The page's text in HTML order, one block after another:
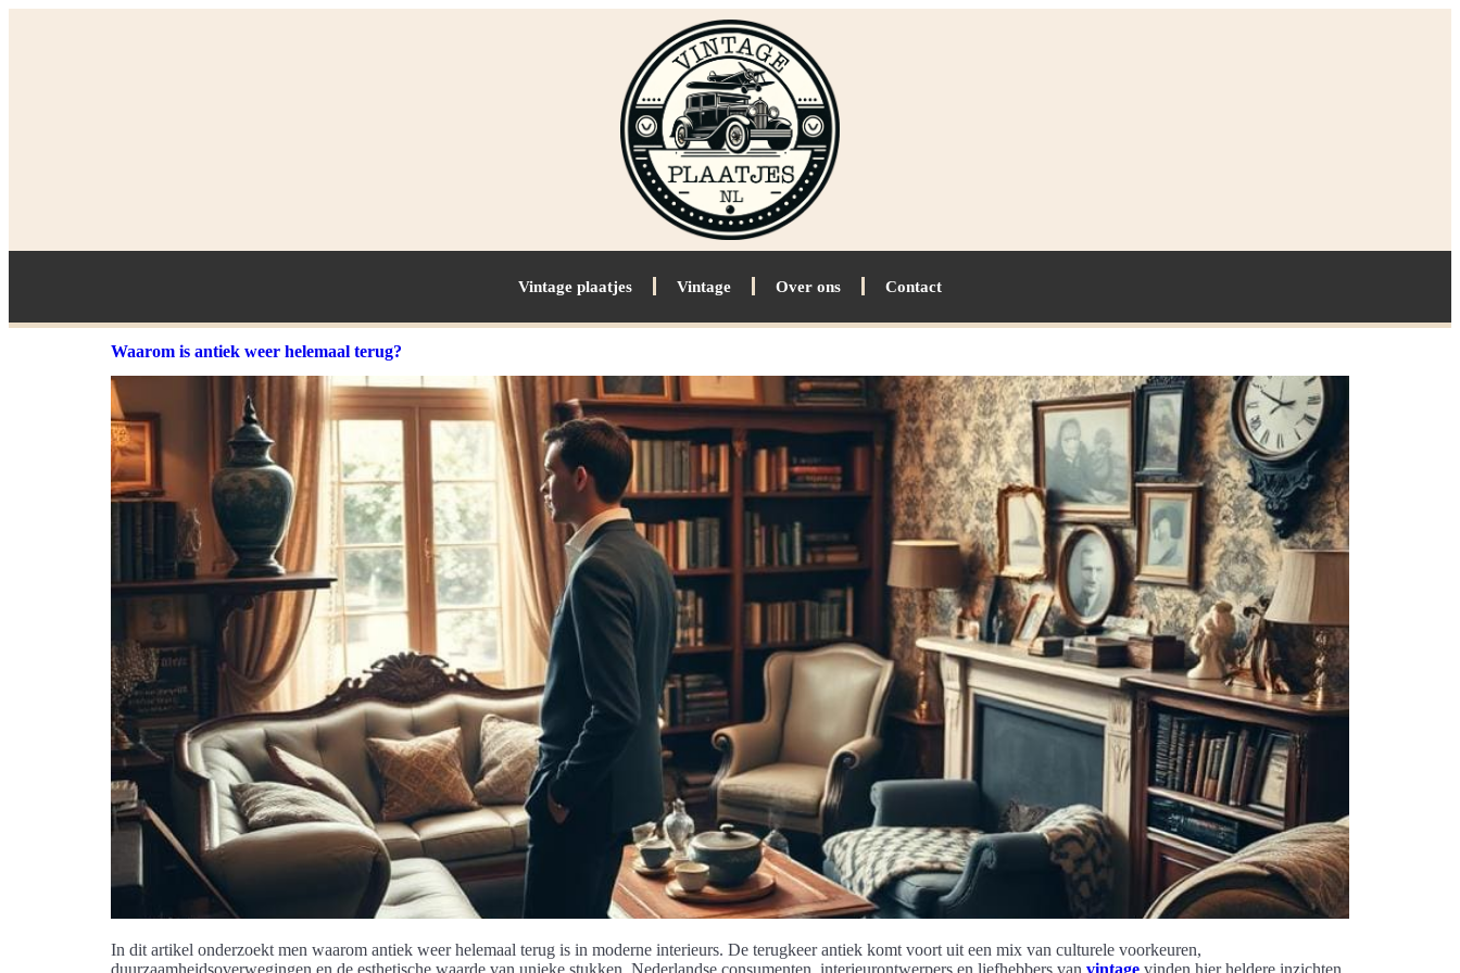
Vintage plaatjes Vintage Over ons Contact
Waarom is antiek weer helemaal terug?
In dit artikel onderzoekt men waarom antiek weer helemaal terug is in moderne interieurs. De terugkeer antiek komt voort uit een mix van culturele voorkeuren,